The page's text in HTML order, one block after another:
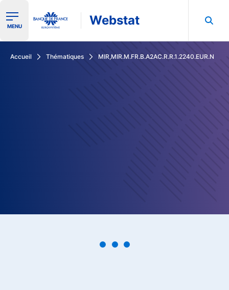
Ouvrir le menu de navigation
MENU Webstat
Accueil Thématiques MIR,MIR.M.FR.B.A2AC.R.R.1.2240.EUR.N